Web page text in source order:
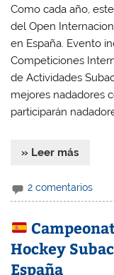
Como cada año,
del Open
en España. Evento
Competiciones
de Actividades
mejores nadadores
participarán
» Leer más
2 comentarios
Hockey
España